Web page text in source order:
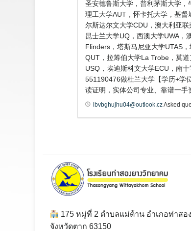
圣安德鲁斯大学，普利茅斯大学
理工大学AUT，怀卡托大学，基
尔斯达尔文大学CDU，澳大利亚
昆士兰大学UQ，西澳大学UWA
Flinders，塔斯马尼亚大学UTAS
QUT，拉筹伯大学La Trobe，莫
USQ，埃迪斯科文大学ECU，南
551190476做杜兰大学【学历+学
读证明，实体公司专业、靠谱一手
ibvbghujhu04@outlook.czAsked
175 หมู่ที่ 2 ตำบลแม่ต้าน อำเภอท่าสอ
จังหวัดตาก 63150